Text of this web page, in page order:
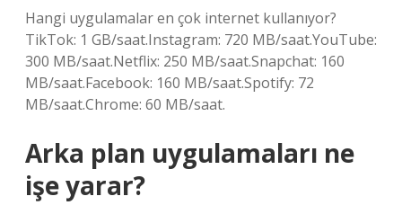
Hangi uygulamalar en çok internet kullanıyor?
TikTok: 1 GB/saat.Instagram: 720 MB/saat.YouTube:
300 MB/saat.Netflix: 250 MB/saat.Snapchat: 160
MB/saat.Facebook: 160 MB/saat.Spotify: 72
MB/saat.Chrome: 60 MB/saat.
Arka plan uygulamaları ne
işe yarar?